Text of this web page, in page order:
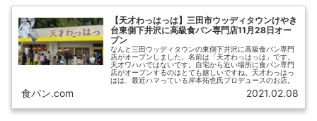
【天才わっはっは】三田市ウッディタウンけやき
台東側下井沢に高級食パン専門店11月28日オー
プン
なんと三田ウッディタウンの東側下井沢に高級食パン専門
店がオープンしました。名前は「天才わっはっは」です。
天才ワハハではないです。自宅から近い場所に食パン専門
店がオープンするのはとても嬉しいですね。天才わっはっ
はは、最近ハマっている岸本拓也氏プロデュースのお店。
食パン.com 2021.02.08